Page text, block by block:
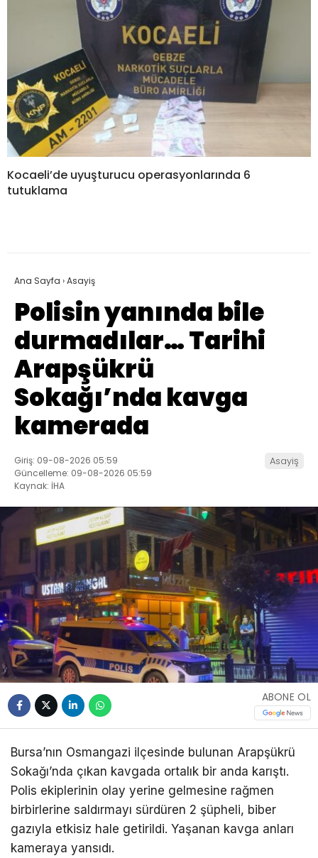
Kocaeli’de uyuşturucu operasyonlarında 6
tutuklama
Ana Sayfa ›Asayiş
Polisin yanında bile
durmadılar… Tarihi
Arapşükrü
Sokağı’nda kavga
kamerada
Giriş: 09-08-2026 05:59
Güncelleme: 09-08-2026 05:59
Kaynak: İHA
Asayiş
ABONE OL
Bursa’nın Osmangazi ilçesinde bulunan Arapşükrü
Sokağı’nda çıkan kavgada ortalık bir anda karıştı.
Polis ekiplerinin olay yerine gelmesine rağmen
birbirlerine saldırmayı sürdüren 2 şüpheli, biber
gazıyla etkisiz hale getirildi. Yaşanan kavga anları
kameraya yansıdı.